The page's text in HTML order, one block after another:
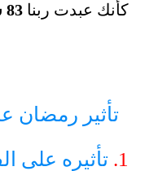
كأنك عبدت ربنا 83 سنة كاملة
تأثير رمضان
1. تأثيره على